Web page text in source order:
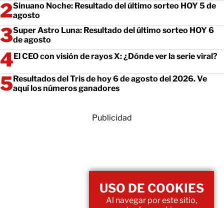
Sinuano Noche: Resultado del último sorteo HOY 5 de
agosto
Super Astro Luna: Resultado del último sorteo HOY 6
de agosto
El CEO con visión de rayos X: ¿Dónde ver la serie viral?
Resultados del Tris de hoy 6 de agosto del 2026. Ve
aquí los números ganadores
Publicidad
USO DE COOKIES
Al navegar por este sitio,